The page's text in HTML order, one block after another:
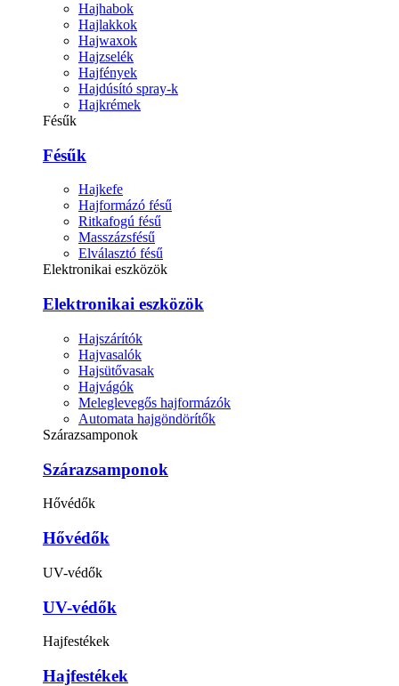
Hajhabok
Hajlakkok
Hajwaxok
Hajzselék
Hajfények
Hajdúsító spray-k
Hajkrémek
Fésűk
Fésűk
Hajkefe
Hajformázó fésű
Ritkafogú fésű
Masszázsfésű
Elválasztó fésű
Elektronikai eszközök
Elektronikai eszközök
Hajszárítók
Hajvasalók
Hajsütővasak
Hajvágók
Meleglevegős hajformázók
Automata hajgöndörítők
Szárazsamponok
Szárazsamponok
Hővédők
Hővédők
UV-védők
UV-védők
Hajfestékek
Hajfestékek